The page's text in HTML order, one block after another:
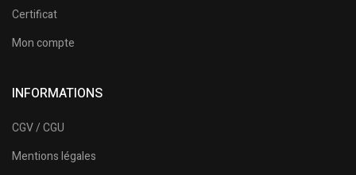
Certificat
Mon compte
INFORMATIONS
CGV / CGU
Mentions légales